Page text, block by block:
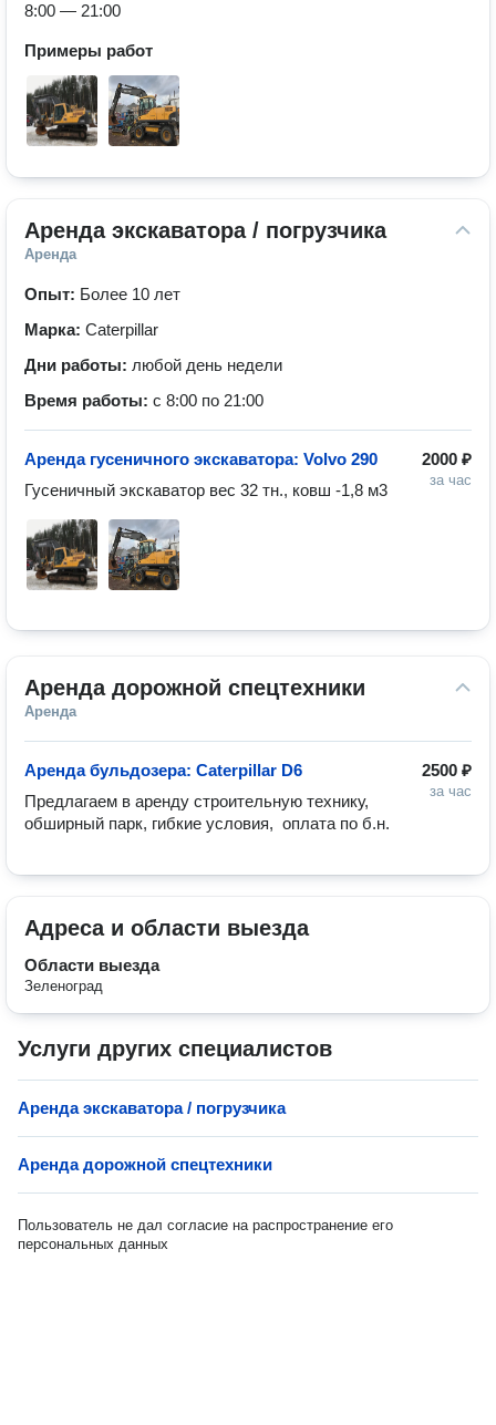
8:00 — 21:00
Примеры работ
Аренда экскаватора / погрузчика
Аренда
Опыт: Более 10 лет
Марка: Caterpillar
Дни работы: любой день недели
Время работы: с 8:00 по 21:00
2000 ₽
за час
Аренда гусеничного экскаватора: Volvo 290
Аренда дорожной спецтехники
Аренда
2500 ₽
за час
Аренда бульдозера: Caterpillar D6
Предлагаем в аренду строительную технику,
обширный парк, гибкие условия,  оплата по б.н.
Адреса и области выезда
Области выезда
Зеленоград
Услуги других специалистов
Аренда экскаватора / погрузчика
Аренда дорожной спецтехники
Пользователь не дал согласие на распространение его
персональных данных